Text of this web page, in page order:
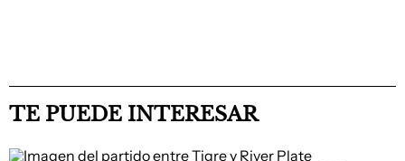
TE PUEDE INTERESAR